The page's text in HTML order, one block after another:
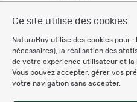
Ce site utilise des cookies
NaturaBuy utilise des cookies pour
nécessaires), la réalisation des
de votre expérience utilisateur et la
Vous pouvez accepter, gérer vos
votre navigation sans accepter.
Charte éthique
Mentions légales
Règlement & Conditions
Politique de protection
des données personnelles